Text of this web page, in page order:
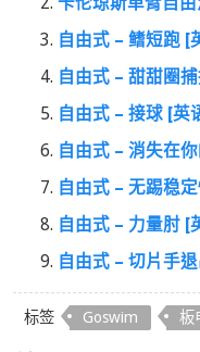
自由式 – 鳍短跑 [
自由式 – 甜甜圈
自由式 – 接球 [英
自由式 – 消失在
自由式 – 无踢稳
自由式 – 力量肘 [
自由式 – 切片手
标签 Goswim 板